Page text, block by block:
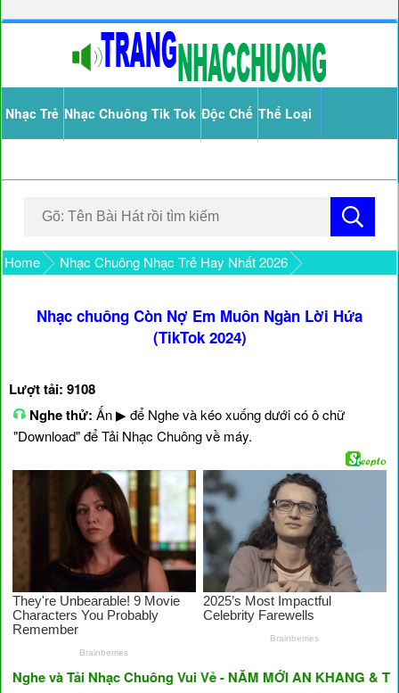
Nhạc Trẻ Nhạc Chuông Tik Tok Độc Chế Thể Loại
Home Nhạc Chuông Nhạc Trẻ Hay Nhất 2026
Nhạc chuông Còn Nợ Em Muôn Ngàn Lời Hứa
(TikTok 2024)
Lượt tải: 9108
Nghe thử: Ấn ▶ để Nghe và kéo xuống dưới có ô chữ
"Download" để Tải Nhạc Chuông về máy.
và Tải Nhạc Chuông Vui Vẻ - NĂM MỚI AN KHANG & THỊNH